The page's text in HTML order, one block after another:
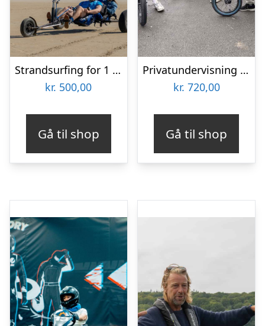
Strandsurfing for 1 barn og 1 voksen ved Vesterhavet med OurStuff
kr. 500,00
Gå til shop
Privatundervisning i BMX hos L.O.W Skate Academy
kr. 720,00
Gå til shop